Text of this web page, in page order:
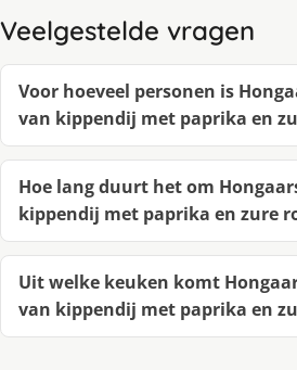
Veelgestelde vragen
Voor hoeveel personen is
van kippendij met paprika en
Hoe lang duurt het om
kippendij met paprika en zure
Uit welke keuken komt
van kippendij met paprika en